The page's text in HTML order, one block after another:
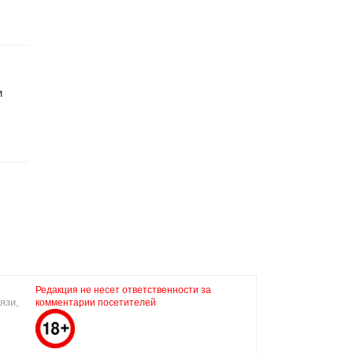
Редакция не несет ответственности за
комментарии посетителей